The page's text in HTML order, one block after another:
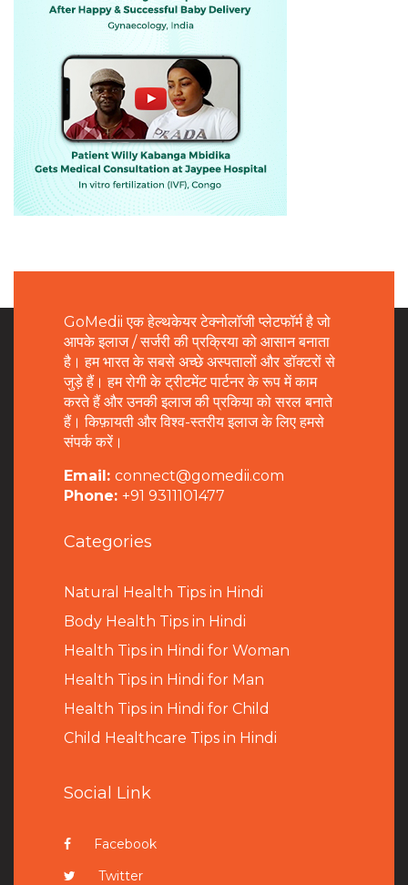
GoMedii एक हेल्थकेयर टेक्नोलॉजी प्लेटफॉर्म है जो
आपके इलाज / सर्जरी की प्रक्रिया को आसान बनाता
है। हम भारत के सबसे अच्छे अस्पतालों और डॉक्टरों से
जुड़े हैं। हम रोगी के ट्रीटमेंट पार्टनर के रूप में काम
करते हैं और उनकी इलाज की प्रकिया को सरल बनाते
हैं। किफ़ायती और विश्व-स्तरीय इलाज के लिए हमसे
संपर्क करें।
Email: connect@gomedii.com
Phone: +91 9311101477
Categories
Natural Health Tips in Hindi
Body Health Tips in Hindi
Health Tips in Hindi for Woman
Health Tips in Hindi for Man
Health Tips in Hindi for Child
Child Healthcare Tips in Hindi
Social Link
Facebook
Twitter